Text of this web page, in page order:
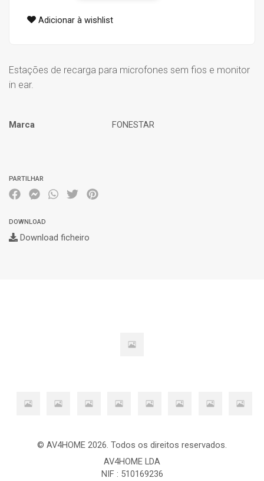
Adicionar à wishlist
Estações de recarga para microfones sem fios e monitor
in ear.
Marca
FONESTAR
PARTILHAR
DOWNLOAD
Download ficheiro
© AV4HOME 2026. Todos os direitos reservados.
AV4HOME LDA
NIF : 510169236